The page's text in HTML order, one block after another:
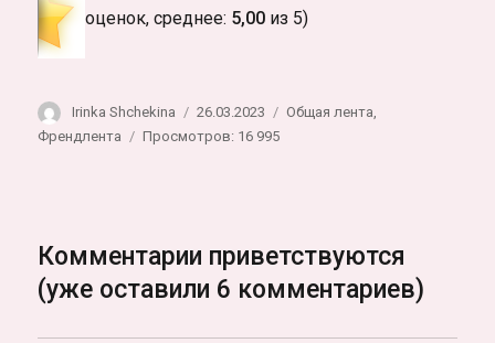
оценок, среднее: 5,00 из 5)
Автор
Irinka Shchekina Опубликовано
26.03.2023 Рубрики
Общая лента,
Френдлента
Просмотров: 16 995
Комментарии приветствуются
(уже оставили 6 комментариев)